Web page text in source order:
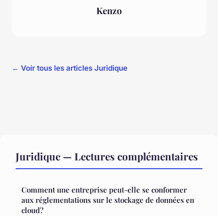
Kenzo
← Voir tous les articles Juridique
Juridique — Lectures complémentaires
Comment une entreprise peut-elle se conformer
aux réglementations sur le stockage de données en
cloud?